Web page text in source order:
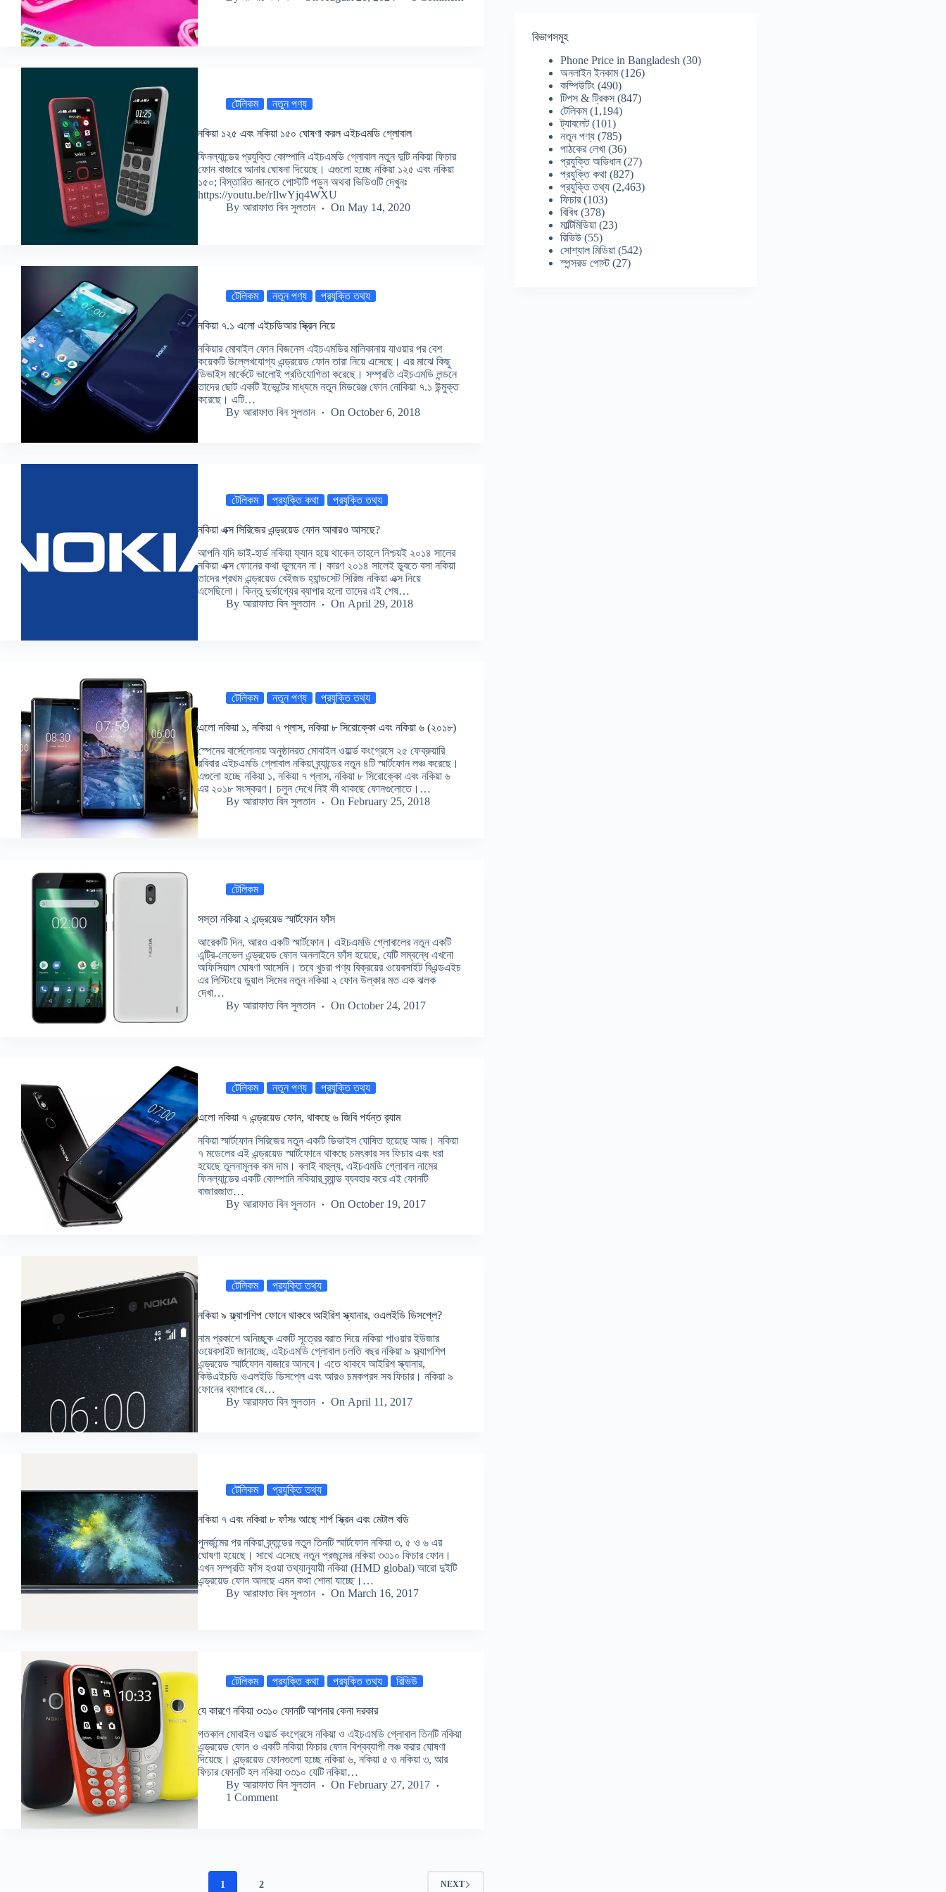
টেলিকম নতুন পণ্য
নকিয়া ১২৫ এবং নকিয়া ১৫০ ঘোষণা করল এইচএমডি গ্লোবাল
ফিনল্যান্ডের প্রযুক্তি কোম্পানি এইচএমডি গ্লোবাল নতুন দুটি নকিয়া ফিচার
ফোন বাজারে আনার ঘোষনা দিয়েছে। এগুলো হচ্ছে নকিয়া ১২৫ এবং নকিয়া
১৫০; বিস্তারিত জানতে পোস্টটি পড়ুন অথবা ভিডিওটি দেখুনঃ
https://youtu.be/rIlwYjq4WXU
By আরাফাত বিন সুলতান On May 14, 2020
টেলিকম নতুন পণ্য প্রযুক্তি তথ্য
নকিয়া ৭.১ এলো এইচডিআর স্ক্রিন নিয়ে
নকিয়ার মোবাইল ফোন বিজনেস এইচএমডির মালিকানায় যাওয়ার পর বেশ
কয়েকটি উল্লেখযোগ্য এন্ড্রয়েড ফোন তারা নিয়ে এসেছে। এর মাঝে কিছু
ডিভাইস মার্কেটে ভালোই প্রতিযোগিতা করেছে। সম্প্রতি এইচএমডি লন্ডনে
তাদের ছোট একটি ইভেন্টের মাধ্যমে নতুন মিডরেঞ্জ ফোন নোকিয়া ৭.১ উন্মুক্ত
করেছে। এটি…
By আরাফাত বিন সুলতান On October 6, 2018
টেলিকম প্রযুক্তি কথা প্রযুক্তি তথ্য
নকিয়া এক্স সিরিজের এন্ড্রয়েড ফোন আবারও আসছে?
আপনি যদি ডাই-হার্ড নকিয়া ফ্যান হয়ে থাকেন তাহলে নিশ্চয়ই ২০১৪ সালের
নকিয়া এক্স ফোনের কথা ভুলবেন না। কারণ ২০১৪ সালেই ডুবতে বসা নকিয়া
তাদের প্রথম এন্ড্রয়েড বেইজড হ্যান্ডসেট সিরিজ নকিয়া এক্স নিয়ে
এসেছিলো। কিন্তু দুর্ভাগ্যের ব্যাপার হলো তাদের এই শেষ…
By আরাফাত বিন সুলতান On April 29, 2018
টেলিকম নতুন পণ্য প্রযুক্তি তথ্য
এলো নকিয়া ১, নকিয়া ৭ প্লাস, নকিয়া ৮ সিরোক্কো এবং নকিয়া ৬ (২০১৮)
স্পেনের বার্সেলোনায় অনুষ্ঠানরত মোবাইল ওয়ার্ল্ড কংগ্রেসে ২৫ ফেব্রুয়ারি
রবিবার এইচএমডি গ্লোবাল নকিয়া ব্র্যান্ডের নতুন ৪টি স্মার্টফোন লঞ্চ করেছে।
এগুলো হচ্ছে নকিয়া ১, নকিয়া ৭ প্লাস, নকিয়া ৮ সিরোক্কো এবং নকিয়া ৬
এর ২০১৮ সংস্করণ। চলুন দেখে নিই কী থাকছে ফোনগুলোতে।…
By আরাফাত বিন সুলতান On February 25, 2018
টেলিকম
সস্তা নকিয়া ২ এন্ড্রয়েড স্মার্টফোন ফাঁস
আরেকটি দিন, আরও একটি স্মার্টফোন। এইচএমডি গ্লোবালের নতুন একটি
এন্ট্রি-লেভেল এন্ড্রয়েড ফোন অনলাইনে ফাঁস হয়েছে, যেটি সম্বন্ধে এখনো
অফিসিয়াল ঘোষণা আসেনি। তবে খুচরা পণ্য বিক্রয়ের ওয়েবসাইট বিএন্ডএইচ
এর লিস্টিংয়ে ডুয়াল সিমের নতুন নকিয়া ২ ফোন উল্কার মত এক ঝলক
দেখা…
By আরাফাত বিন সুলতান On October 24, 2017
টেলিকম নতুন পণ্য প্রযুক্তি তথ্য
এলো নকিয়া ৭ এন্ড্রয়েড ফোন, থাকছে ৬ জিবি পর্যন্ত র‍্যাম
নকিয়া স্মার্টফোন সিরিজের নতুন একটি ডিভাইস ঘোষিত হয়েছে আজ। নকিয়া
৭ মডেলের এই এন্ড্রয়েড স্মার্টফোনে থাকছে চমৎকার সব ফিচার এবং ধরা
হয়েছে তুলনামূলক কম দাম। বলাই বাহুল্য, এইচএমডি গ্লোবাল নামের
ফিনল্যান্ডের একটি কোম্পানি নকিয়ার ব্র্যান্ড ব্যবহার করে এই ফোনটি
বাজারজাত…
By আরাফাত বিন সুলতান On October 19, 2017
টেলিকম প্রযুক্তি তথ্য
নকিয়া ৯ ফ্ল্যাগশিপ ফোনে থাকবে আইরিশ স্ক্যানার, ওএলইডি ডিসপ্লে?
নাম প্রকাশে অনিচ্ছুক একটি সূত্রের বরাত দিয়ে নকিয়া পাওয়ার ইউজার
ওয়েবসাইট জানাচ্ছে, এইচএমডি গ্লোবাল চলতি বছর নকিয়া ৯ ফ্ল্যাগশিপ
এন্ড্রয়েড স্মার্টফোন বাজারে আনবে। এতে থাকবে আইরিশ স্ক্যানার,
কিউএইচডি ওএলইডি ডিসপ্লে এবং আরও চমকপ্রদ সব ফিচার। নকিয়া ৯
ফোনের ব্যাপারে যে…
By আরাফাত বিন সুলতান On April 11, 2017
টেলিকম প্রযুক্তি তথ্য
নকিয়া ৭ এবং নকিয়া ৮ ফাঁসঃ আছে শার্প স্ক্রিন এবং মেটাল বডি
পুনর্জন্মের পর নকিয়া ব্র্যান্ডের নতুন তিনটি স্মার্টফোন নকিয়া ৩, ৫ ও ৬ এর
ঘোষণা হয়েছে। সাথে এসেছে নতুন প্রজন্মের নকিয়া ৩৩১০ ফিচার ফোন।
এখন সম্প্রতি ফাঁস হওয়া তথ্যানুযায়ী নকিয়া (HMD global) আরো দুইটি
এন্ড্রয়েড ফোন আনছে এমন কথা শোনা যাচ্ছে।…
By আরাফাত বিন সুলতান On March 16, 2017
টেলিকম প্রযুক্তি কথা প্রযুক্তি তথ্য রিভিউ
যে কারণে নকিয়া ৩৩১০ ফোনটি আপনার কেনা দরকার
গতকাল মোবাইল ওয়ার্ল্ড কংগ্রেসে নকিয়া ও এইচএমডি গ্লোবাল তিনটি নকিয়া
এন্ড্রয়েড ফোন ও একটি নকিয়া ফিচার ফোন বিশ্বব্যাপী লঞ্চ করার ঘোষণা
দিয়েছে। এন্ড্রয়েড ফোনগুলো হচ্ছে নকিয়া ৬, নকিয়া ৫ ও নকিয়া ৩, আর
ফিচার ফোনটি হল নকিয়া ৩৩১০ যেটি নকিয়া…
By আরাফাত বিন সুলতান On February 27, 2017
1 Comment
1 2 NEXT
বিভাগসমূহ
Phone Price in Bangladesh (30)
অনলাইন ইনকাম(126)
কম্পিউটিং (490)
টিপস & ট্রিকস (847)
টেলিকম(1,194)
ট্যাবলেট(101)
নতুন পণ্য (785)
পাঠকের লেখা (36)
প্রযুক্তি অভিধান (27)
প্রযুক্তি কথা (827)
প্রযুক্তি তথ্য (2,463)
ফিচার(103)
বিবিধ(378)
মাল্টিমিডিয়া (23)
রিভিউ (55)
সোশ্যাল মিডিয়া (542)
স্পন্সরড পোস্ট(27)